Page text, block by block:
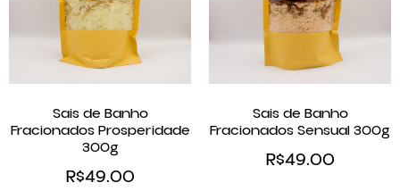
Sais de Banho
Fracionados Prosperidade
300g
R$49.00
Sais de Banho
Fracionados Sensual 300g
R$49.00